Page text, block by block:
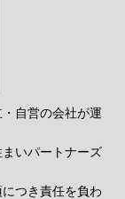
自営の会社が運
いパートナーズ
つき責任を負わ